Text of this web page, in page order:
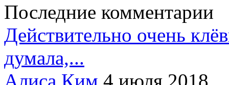
Последние комментарии
Действительно очень
думала,...
Алиса Ким 4 июля 2018